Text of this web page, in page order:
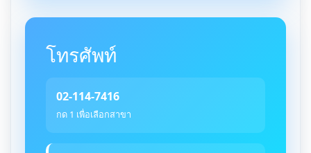
โทรศัพท์
02-114-7416
กด 1 เพื่อเลือกสาขา